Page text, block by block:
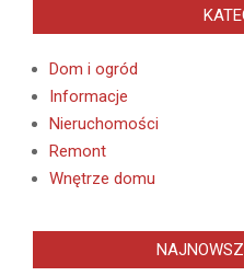
Dom i ogród
Informacje
Nieruchomości
Remont
Wnętrze domu